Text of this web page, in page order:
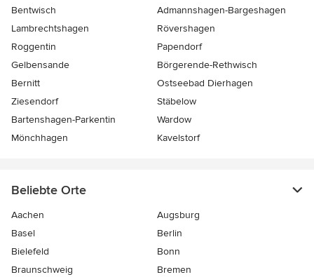
Bentwisch
Admannshagen-Bargeshagen
Lambrechtshagen
Rövershagen
Roggentin
Papendorf
Gelbensande
Börgerende-Rethwisch
Bernitt
Ostseebad Dierhagen
Ziesendorf
Stäbelow
Bartenshagen-Parkentin
Wardow
Mönchhagen
Kavelstorf
Beliebte Orte
Aachen
Augsburg
Basel
Berlin
Bielefeld
Bonn
Braunschweig
Bremen